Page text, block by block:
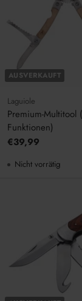
AUSVERKAUFT
Laguiole
Premium-Multitool
Funktionen)
€39,99
Nicht vorrätig